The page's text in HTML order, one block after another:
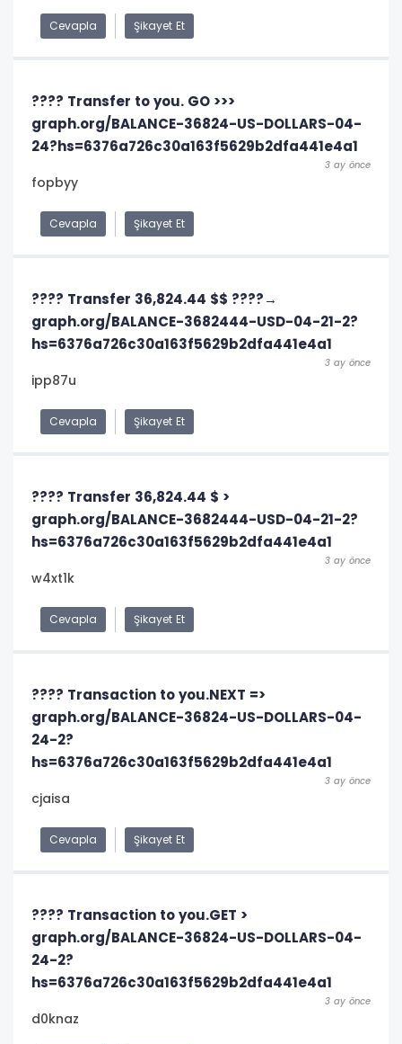
Cevapla Şikayet Et
???? Transfer to you. GO >>>
graph.org/BALANCE-36824-US-DOLLARS-04-
24?hs=6376a726c30a163f5629b2dfa441e4a1
3 ay önce
fopbyy
Cevapla Şikayet Et
???? Transfer 36,824.44 $$ ????→
graph.org/BALANCE-3682444-USD-04-21-2?
hs=6376a726c30a163f5629b2dfa441e4a1
3 ay önce
ipp87u
Cevapla Şikayet Et
???? Transfer 36,824.44 $ >
graph.org/BALANCE-3682444-USD-04-21-2?
hs=6376a726c30a163f5629b2dfa441e4a1
3 ay önce
w4xt1k
Cevapla Şikayet Et
???? Transaction to you.NEXT =>
graph.org/BALANCE-36824-US-DOLLARS-04-
24-2?
hs=6376a726c30a163f5629b2dfa441e4a1
3 ay önce
cjaisa
Cevapla Şikayet Et
???? Transaction to you.GET >
graph.org/BALANCE-36824-US-DOLLARS-04-
24-2?
hs=6376a726c30a163f5629b2dfa441e4a1
3 ay önce
d0knaz